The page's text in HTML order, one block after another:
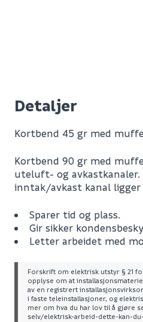
Detaljer
Kortbend 45 gr med
Kortbend 90 gr med
uteluft- og
inntak/avkast kanal ligger
Sparer tid og plass.
Gir sikker
Letter arbeidet med
Forskrift om elektrisk utstyr § 21
opplyse om at
av en registrert
i faste teleinstallasjoner, og
mer om hva du har lov til å gjøre
selv/elektrisk-arbeid-dette-kan-
Leverandørens
Nobb No